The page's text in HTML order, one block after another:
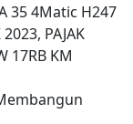
35 4Matic H247
PAJAK
17RB KM